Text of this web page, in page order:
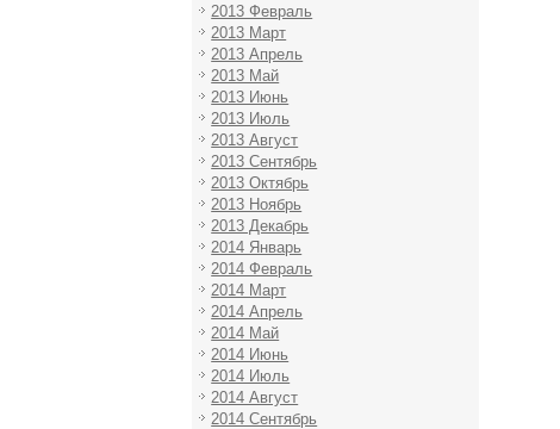
2013 Февраль
2013 Март
2013 Апрель
2013 Май
2013 Июнь
2013 Июль
2013 Август
2013 Сентябрь
2013 Октябрь
2013 Ноябрь
2013 Декабрь
2014 Январь
2014 Февраль
2014 Март
2014 Апрель
2014 Май
2014 Июнь
2014 Июль
2014 Август
2014 Сентябрь